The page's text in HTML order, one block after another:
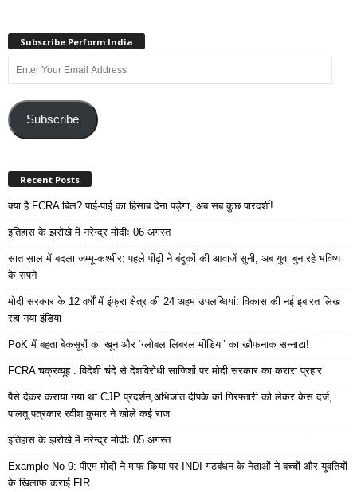
Subscribe Perform India
Enter
Your
Email
AddressSubscribe
Recent Posts
क्या है FCRA बिल? पाई-पाई का हिसाब देना पड़ेगा, अब सब कुछ पारदर्शी!
इतिहास के झरोखे में नरेन्द्र मोदीः 06 अगस्त
सात साल में बदला जम्मू-कश्मीर: पहले पीढ़ी ने बंदूकों की आवाजें सुनी, अब युवा बुन रहे भविष्य
के सपने
मोदी सरकार के 12 वर्षों में इंफ्रा क्षेत्र की 24 अहम उपलब्धियां: विकास की नई इबारत लिख
रहा नया इंडिया
PoK में बहता बेकसूरों का खून और ‘ग्लोबल लिबरल मीडिया’ का खौफनाक सन्नाटा!
FCRA चक्रव्यूह : विदेशी चंदे से देशविरोधी साजिशों पर मोदी सरकार का करारा प्रहार
पैसे देकर कराया गया था CJP प्रदर्शन,अभिजीत दीपके की गिरफ्तारी को लेकर केस दर्ज,
पालतू पत्रकार रवीश कुमार ने खोले कई राज
इतिहास के झरोखे में नरेन्द्र मोदीः 05 अगस्त
Example No 9: पीएम मोदी ने माफ किया पर INDI गठबंधन के नेताओं ने बच्चों और युवतियों
के खिलाफ कराई FIR